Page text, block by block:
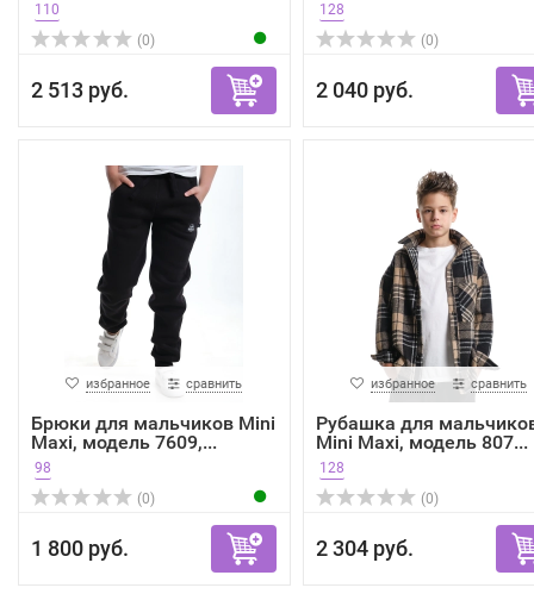
110
(0)
2 513 руб.
128
(0)
2 040 руб.
избранное сравнить
Брюки для мальчиков Mini
Maxi, модель 7609,...
98
(0)
1 800 руб.
избранное сравнить
Рубашка для
Mini Maxi, модель 807...
128
(0)
2 304 руб.